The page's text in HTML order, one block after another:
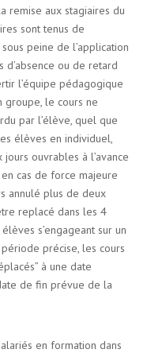
remise aux stagiaires du
sont tenus de
peine de l’application
d’absence ou de retard
l’équipe pédagogique
groupe, le cours ne
par l’élève, quel que
élèves en individuel,
ouvrables à l’avance
cas de force majeure
annulé plus de deux
replacé dans les 4
s’engageant sur un
précise, les cours
à une date
de fin prévue de la
en formation dans